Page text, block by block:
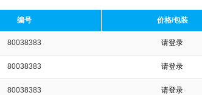
收藏产品
编号 价格/包装
80038383 请登录
80038383 请登录
80038383 请登录